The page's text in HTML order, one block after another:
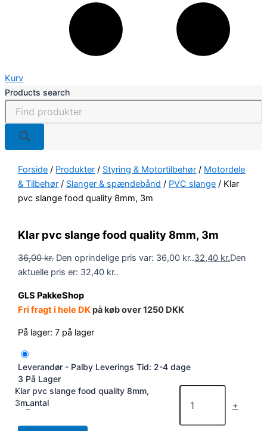
Kurv
Products search
Forside / Produkter / Styring & Motortilbehør / Motordele
& Tilbehør / Slanger & spændebånd / PVC slange / Klar
pvc slange food quality 8mm, 3m
Klar pvc slange food quality 8mm, 3m
36,00kr. Den oprindelige pris var: 36,00 kr..32,40 kr.Den
aktuelle pris er: 32,40 kr..
GLS PakkeShop
Fri fragt i hele DKpå køb over 1250 DKK
På lager: 7 på lager
Leverandør - Palby Leverings Tid: 2-4 dage
3 På Lager
-
Klar pvc slange food quality 8mm,
3m antal
+